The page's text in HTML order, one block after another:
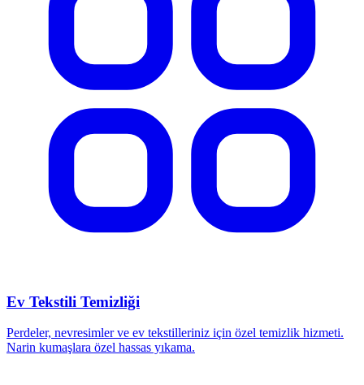
Ev Tekstili Temizliği
Perdeler, nevresimler ve ev tekstilleriniz için özel temizlik hizmeti.
Narin kumaşlara özel hassas yıkama.